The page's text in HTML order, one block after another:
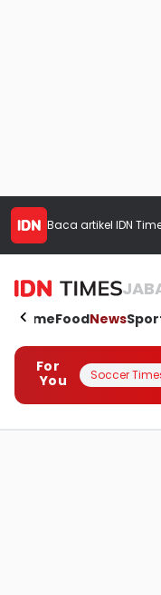
Baca artikel IDN
HomeFoodNews
For
You
Soccer